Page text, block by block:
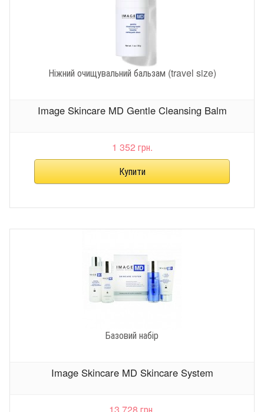
Ніжний очищувальний бальзам (travel size)
Image Skincare MD Gentle Cleansing Balm
1 352 грн.
Базовий набір
Image Skincare MD Skincare System
13 728 грн.